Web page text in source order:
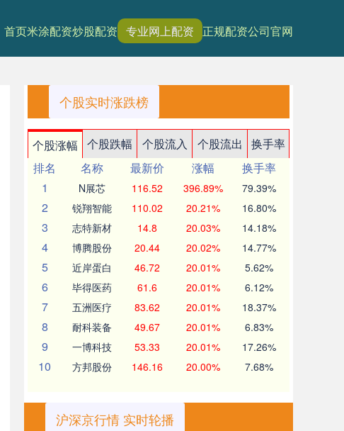
首页米涂配资炒股配资 专业网上配资 正规配资公司官网
个股实时涨跌榜
个股涨幅 个股跌幅 个股流入 个股流出
换手率
排名
名称 最新价 涨幅
换手率
1
N展芯 116.52 396.89% 79.39%
2 锐翔智能 110.02 20.21% 16.80%
3 志特新材 14.8 20.03% 14.18%
4 博腾股份 20.44 20.02% 14.77%
5 近岸蛋白 46.72 20.01% 5.62%
6 毕得医药 61.6 20.01% 6.12%
7 五洲医疗 83.62 20.01% 18.37%
8 耐科装备 49.67 20.01% 6.83%
9 一博科技 53.33 20.01% 17.26%
10 方邦股份 146.16 20.00% 7.68%
沪深京行情 实时轮播